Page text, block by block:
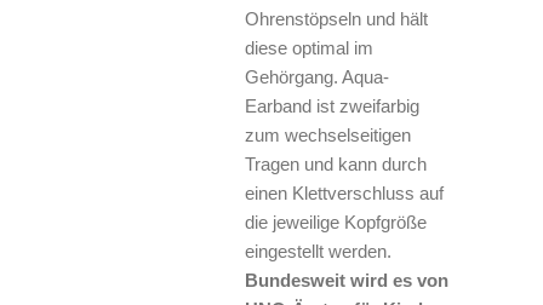
Ohrenstöpseln und hält
diese optimal im
Gehörgang. Aqua-
Earband ist zweifarbig
zum wechselseitigen
Tragen und kann durch
einen Klettverschluss auf
die jeweilige Kopfgröße
eingestellt werden.
Bundesweit wird es von